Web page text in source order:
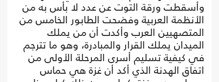
وأسقطت ورقة التوت عن عدد لا بأس به من
الأنظمة العربية وفضحت الطابور الخامس من
المتصهيين العرب وأكدت أن من يملك
الميدان يملك القرار والمبادرة، وهو ما تترجم
في كيفية تسليم أسرى المرحلة الأولى من
اتفاق الهدنة الذي أكد أن غزة هي حماس